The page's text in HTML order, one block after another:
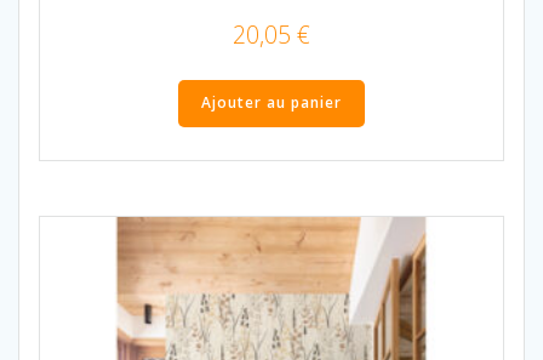
20,05 €
Ajouter au panier